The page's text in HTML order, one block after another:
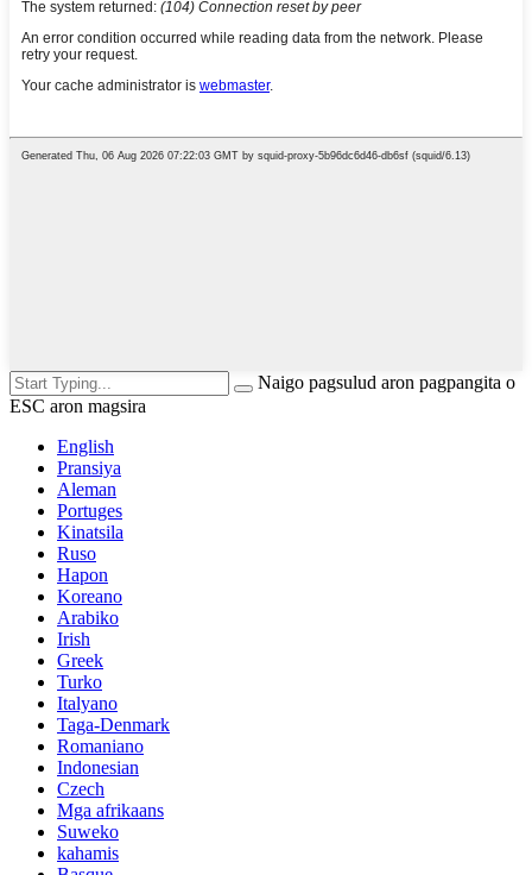
Naigo pagsulud aron pagpangita o
ESC aron magsira
English
Pransiya
Aleman
Portuges
Kinatsila
Ruso
Hapon
Koreano
Arabiko
Irish
Greek
Turko
Italyano
Taga-Denmark
Romaniano
Indonesian
Czech
Mga afrikaans
Suweko
kahamis